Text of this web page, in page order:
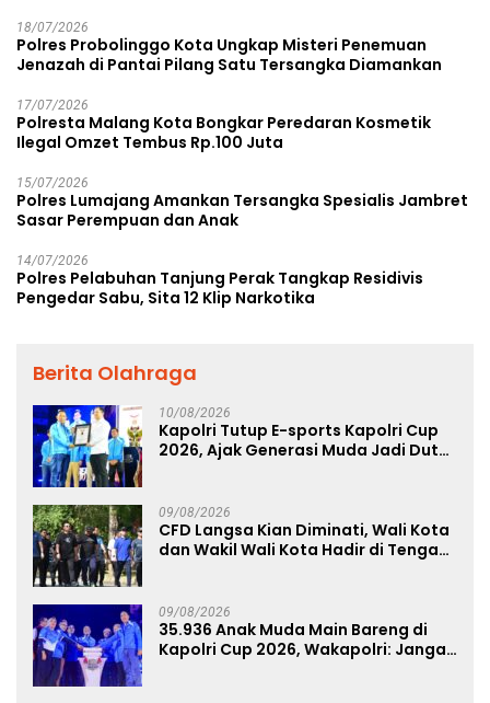
18/07/2026
Polres Probolinggo Kota Ungkap Misteri Penemuan
Jenazah di Pantai Pilang Satu Tersangka Diamankan
17/07/2026
Polresta Malang Kota Bongkar Peredaran Kosmetik
Ilegal Omzet Tembus Rp.100 Juta
15/07/2026
Polres Lumajang Amankan Tersangka Spesialis Jambret
Sasar Perempuan dan Anak
14/07/2026
Polres Pelabuhan Tanjung Perak Tangkap Residivis
Pengedar Sabu, Sita 12 Klip Narkotika
Berita Olahraga
10/08/2026
Kapolri Tutup E-sports Kapolri Cup
2026, Ajak Generasi Muda Jadi Duta
09/08/2026
CFD Langsa Kian Diminati, Wali Kota
dan Wakil Wali Kota Hadir di Tengah
09/08/2026
35.936 Anak Muda Main Bareng di
Kapolri Cup 2026, Wakapolri: Jangan